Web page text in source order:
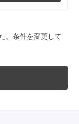
。条件を変更して